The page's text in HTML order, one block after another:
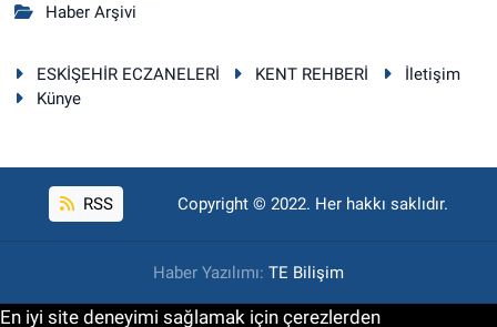
Haber Arşivi
ESKİŞEHİR ECZANELERİ KENT REHBERİ
İletişim
Künye
RSS Copyright © 2022. Her hakkı saklıdır.
Haber Yazılımı: TE Bilişim
En iyi site deneyimi sağlamak için çerezlerden